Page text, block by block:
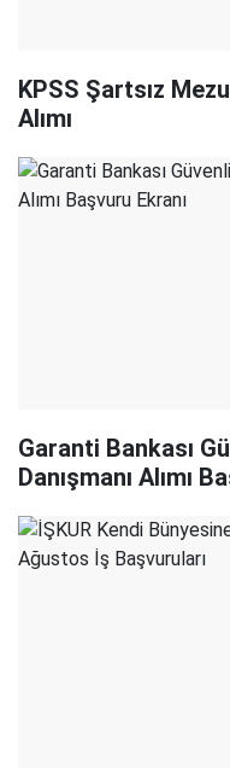
KPSS Şartsız
Alımı
Garanti Bankası
Danışmanı Alımı